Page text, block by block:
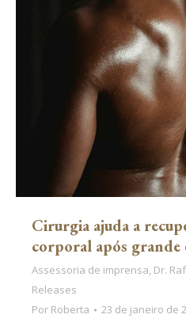
Cirurgia ajuda a
corporal após grande
Assessoria de imprensa, Dr.
Releases
Por Roberta 23 de janeiro de